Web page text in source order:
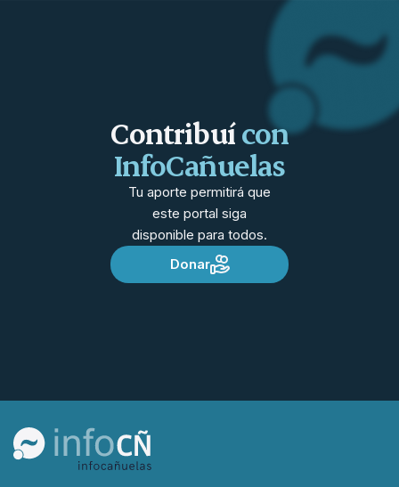
Contribuícon
InfoCañuelas
Tu aporte permitirá que
este portal siga
disponible para todos.
Donar